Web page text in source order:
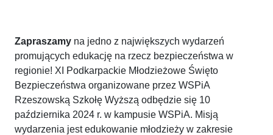
Zapraszamy na jedno z największych wydarzeń
promujących edukację na rzecz bezpieczeństwa w
regionie! XI Podkarpackie Młodzieżowe Święto
Bezpieczeństwa organizowane przez WSPiA
Rzeszowską Szkołę Wyższą odbędzie się 10
października 2024 r. w kampusie WSPiA. Misją
wydarzenia jest edukowanie młodzieży w zakresie